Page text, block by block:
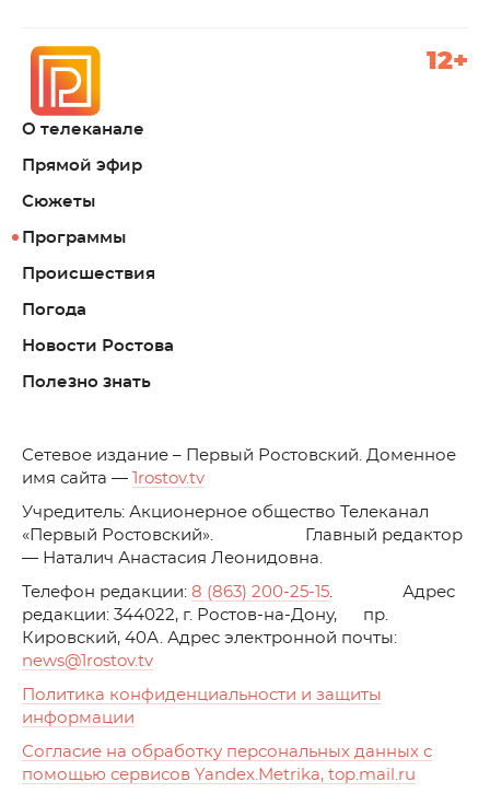
О телеканале
Прямой эфир
Сюжеты
Программы
Происшествия
Погода
Новости Ростова
Полезно знать
12+
Cетевое издание – Первый Ростовский. Доменное
имя сайта — 1rostov.tv
Учредитель: Акционерное общество Телеканал
«Первый Ростовский». Главный редактор
— Наталич Анастасия Леонидовна.
Телефон редакции: 8 (863) 200-25-15 . Адрес
редакции: 344022, г. Ростов-на-Дону, пр.
Кировский, 40А. Адрес электронной почты:
news@1rostov.tv
Политика конфиденциальности и защиты
информации
Согласие на обработку персональных данных с
помощью сервисов Yandex.Metrika, top.mail.ru